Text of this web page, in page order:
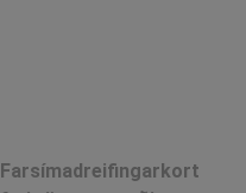
Farsímadreifingarkort